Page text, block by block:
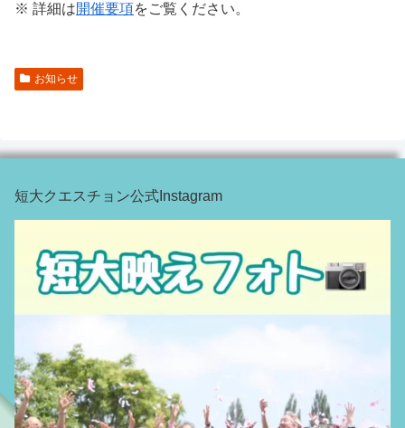
※ 詳細は開催要項をご覧ください。
お知らせ
短大クエスチョン公式Instagram